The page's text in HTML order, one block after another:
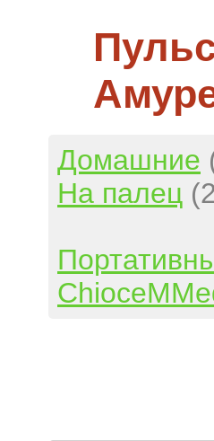
Домашние
На палец